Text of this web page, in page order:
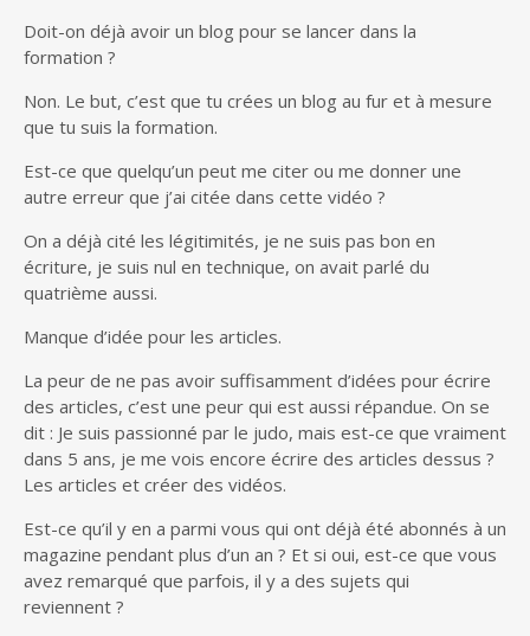
Doit-on déjà avoir un blog pour se lancer dans la
formation ?
Non. Le but, c’est que tu crées un blog au fur et à mesure
que tu suis la formation.
Est-ce que quelqu’un peut me citer ou me donner une
autre erreur que j’ai citée dans cette vidéo ?
On a déjà cité les légitimités, je ne suis pas bon en
écriture, je suis nul en technique, on avait parlé du
quatrième aussi.
Manque d’idée pour les articles.
La peur de ne pas avoir suffisamment d’idées pour écrire
des articles, c’est une peur qui est aussi répandue. On se
dit : Je suis passionné par le judo, mais est-ce que vraiment
dans 5 ans, je me vois encore écrire des articles dessus ?
Les articles et créer des vidéos.
Est-ce qu’il y en a parmi vous qui ont déjà été abonnés à un
magazine pendant plus d’un an ? Et si oui, est-ce que vous
avez remarqué que parfois, il y a des sujets qui
reviennent ?